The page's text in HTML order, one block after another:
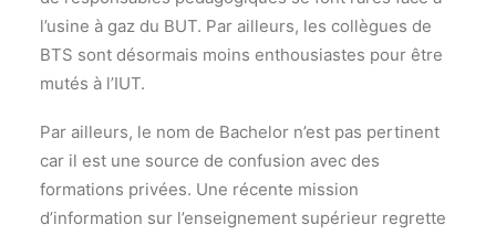
l’usine à gaz du BUT. Par ailleurs, les collègues de
BTS sont désormais moins enthousiastes pour être
mutés à l’IUT.
Par ailleurs, le nom de Bachelor n’est pas pertinent
car il est une source de confusion avec des
formations privées. Une récente mission
d’information sur l’enseignement supérieur regrette